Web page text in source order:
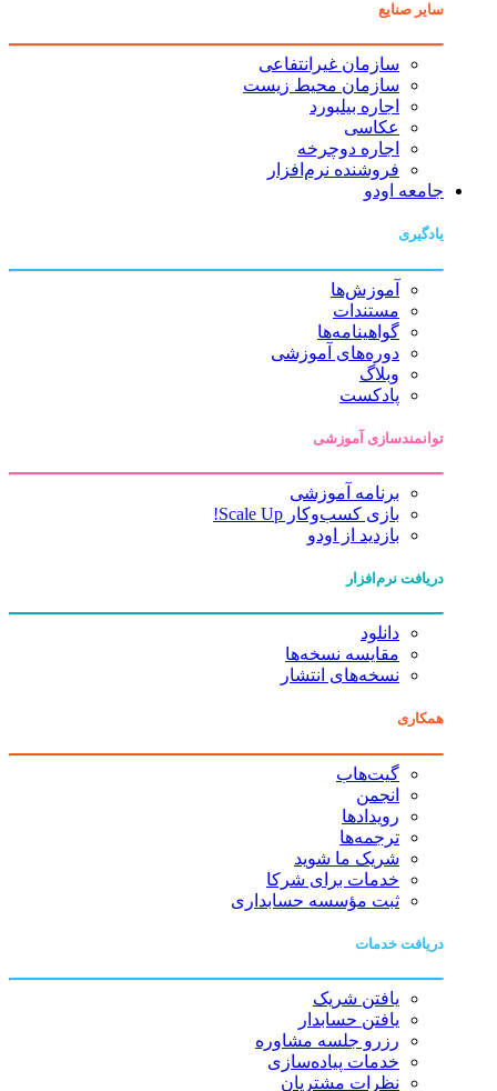
سایر صنایع
سازمان غیرانتفاعی
سازمان محیط زیست
اجاره بیلبورد
عکاسی
اجاره دوچرخه
فروشنده نرم‌افزار
جامعه اودو
یادگیری
آموزش‌ها
مستندات
گواهینامه‌ها
دوره‌های آموزشی
وبلاگ
پادکست
توانمندسازی آموزشی
برنامه آموزشی
بازی کسب‌وکار Scale Up!
بازدید از اودو
دریافت نرم‌افزار
دانلود
مقایسه نسخه‌ها
نسخه‌های انتشار
همکاری
گیت‌هاب
انجمن
رویدادها
ترجمه‌ها
شریک ما شوید
خدمات برای شرکا
ثبت مؤسسه حسابداری
دریافت خدمات
یافتن شریک
یافتن حسابدار
رزرو جلسه مشاوره
خدمات پیاده‌سازی
نظرات مشتریان